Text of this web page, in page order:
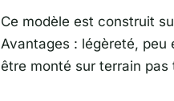
Ce modèle est construit
Avantages : légèreté,
être monté sur terrain pas